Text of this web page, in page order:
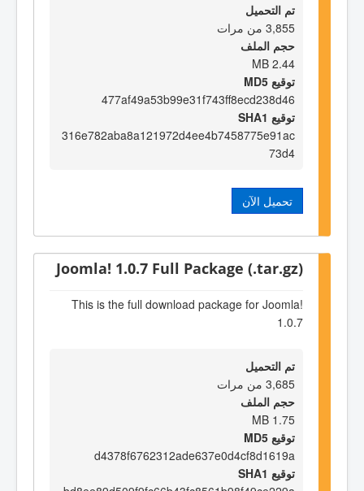
تم التحميل
3,855 من مرات
حجم الملف
2.44 MB
توقيع MD5
477af49a53b99e31f743ff8ecd238d46
توقيع SHA1
316e782aba8a121972d4ee4b7458775e91ac
73d4
تحميل الآن
Joomla! 1.0.7 Full Package (.tar.gz)
This is the full download package for Joomla!
1.0.7
تم التحميل
3,685 من مرات
حجم الملف
1.75 MB
توقيع MD5
d4378f6762312ade637e0d4cf8d1619a
توقيع SHA1